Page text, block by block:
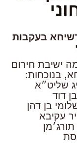
בעקבות
ישיבת חירום
בנוכחות:
שליט״א
דוד
בן דהן
עקיבא